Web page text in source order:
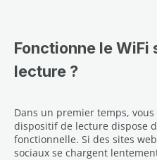
Fonctionne le
lecture ?
Dans un premier temps,
dispositif de lecture dispose
fonctionnelle. Si des sites
sociaux se chargent